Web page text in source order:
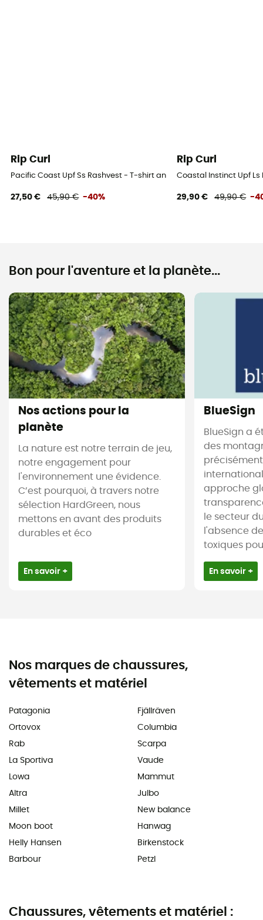
Rip Curl
Pacific Coast Upf Ss Rashvest - T-shirt anti uv femme
27,50 € 45,90 € -40%
Rip Curl
Coastal Instinct Upf
29,90 € 49,90 € -
Bon pour l'aventure et la planète...
Nos actions pour la
planète
La nature est notre terrain de jeu,
notre engagement pour
l'environnement une évidence.
C’est pourquoi, à travers notre
sélection HardGreen, nous
mettons en avant des produits
durables et éco
En savoir +
BlueSign
BlueSign a
des
approche
le secteur
l'absence
toxiques
En savoir +
Nos marques de chaussures,
vêtements et matériel
Patagonia
Ortovox
Rab
La Sportiva
Lowa
Altra
Millet
Moon boot
Helly Hansen
Barbour
Fjällräven
Columbia
Scarpa
Vaude
Mammut
Julbo
New balance
Hanwag
Birkenstock
Petzl
Chaussures, vêtements et matériel :